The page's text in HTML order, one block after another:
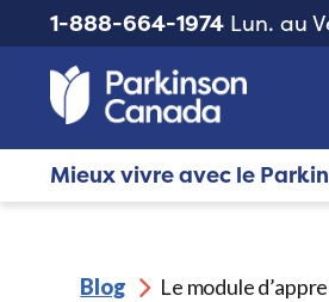
1-888-664-1974 Lun. au
Mieux vivre avec le
Blog Le module